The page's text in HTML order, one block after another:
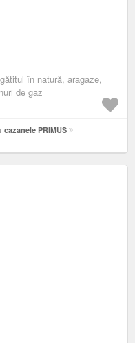
în natură, aragaze,
de gaz
PRIMUS